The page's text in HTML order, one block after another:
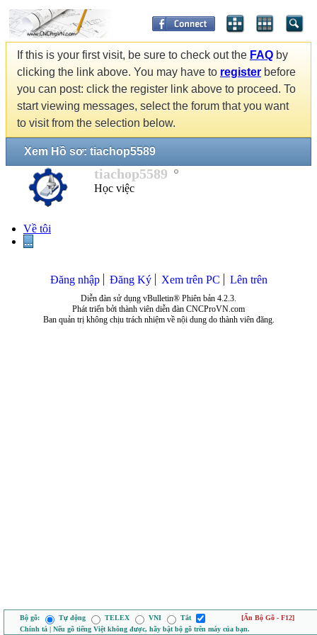
If this is your first visit, be sure to check out the FAQ by
clicking the link above. You may have to register before
you can post: click the register link above to proceed. To
start viewing messages, select the forum that you want
to visit from the selection below.
Xem Hồ sơ: tiachop5589
tiachop5589
Học việc
Về tôi
...
Đăng nhập Đăng Ký Xem trên PC Lên trên
Diễn đàn sử dụng vBulletin® Phiên bản 4.2.3.
Phát triển bởi thành viên diễn đàn CNCProVN.com
Ban quản trị không chịu trách nhiệm về nội dung do thành viên đăng.
Bộ gõ: Tự động TELEX VNI Tắt
[Ẩn Bộ Gõ - F12]
Chính tả | Nếu gõ tiếng Việt không được, hãy bật bộ gõ trên máy của bạn.